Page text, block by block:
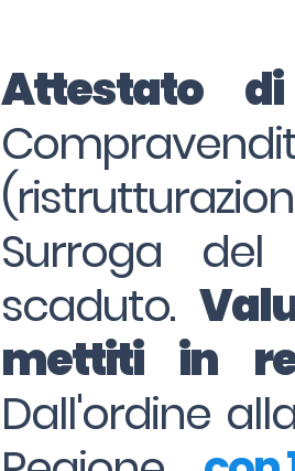
Attestato di
Surroga del
scaduto.
mettiti in
Dall'ordine